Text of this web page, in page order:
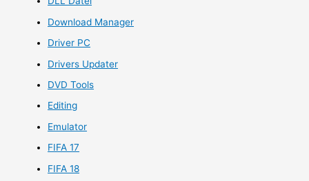
Download Manager
Driver PC
Drivers Updater
DVD Tools
Editing
Emulator
FIFA 17
FIFA 18